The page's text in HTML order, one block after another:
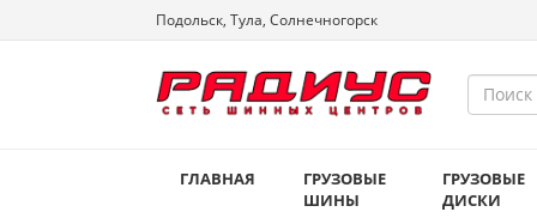
Подольск, Тула, Солнечногорск
ГЛАВНАЯ
ГРУЗОВЫЕ
ШИНЫ
ГРУЗОВЫЕ
ДИСКИ